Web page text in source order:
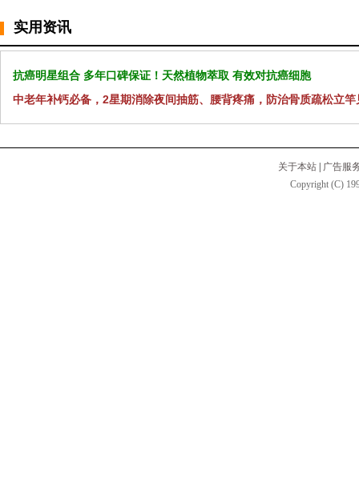
实用资讯
抗癌明星组合 多年口碑保证！天然植物萃取 有效对抗癌细胞
中老年补钙必备，2星期消除夜间抽筋、腰背疼痛，防治骨质疏松立竿
关于本站
广告服
Copyright (C)